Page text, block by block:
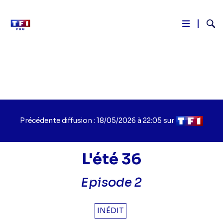
Précédente diffusion : 18/05/2026 à 22:05 sur
L'été 36
Episode 2
INÉDIT